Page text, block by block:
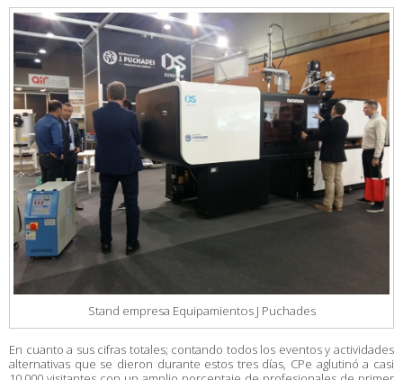
Stand empresa Equipamientos J Puchades
En cuanto a sus cifras totales; contando todos los eventos y actividades
alternativas que se dieron durante estos tres días, CPe aglutinó a casi